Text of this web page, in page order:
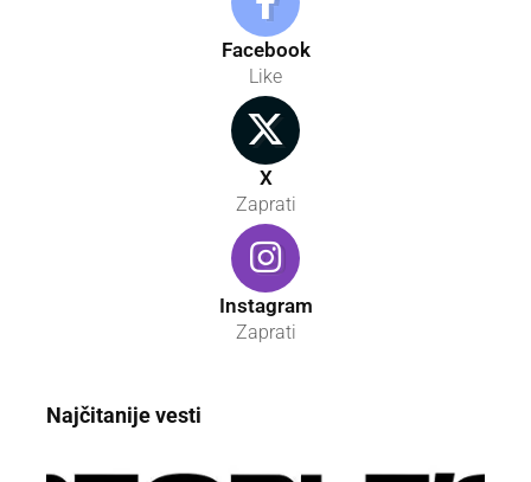
Facebook
Like
X
Zaprati
Instagram
Zaprati
Najčitanije vesti